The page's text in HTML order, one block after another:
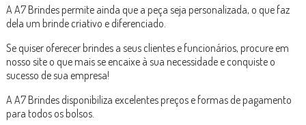
A A7 Brindes permite ainda que a peça seja personalizada, o que faz
dela um brinde criativo e diferenciado.
Se quiser oferecer brindes a seus clientes e funcionários, procure em
nosso site o que mais se encaixe à sua necessidade e conquiste o
sucesso de sua empresa!
A A7 Brindes disponibiliza excelentes preços e formas de pagamento
para todos os bolsos.